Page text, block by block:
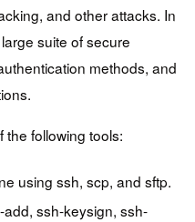
and other attacks. In
suite of secure
methods, and
the following tools:
using ssh, scp, and sftp.
ssh-keysign, ssh-